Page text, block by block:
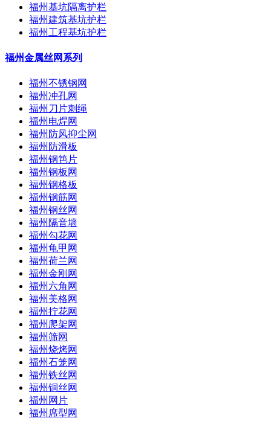
福州基坑隔离护栏
福州建筑基坑护栏
福州工程基坑护栏
福州金属丝网系列
福州不锈钢网
福州冲孔网
福州刀片刺绳
福州电焊网
福州防风抑尘网
福州防滑板
福州钢笆片
福州钢板网
福州钢格板
福州钢筋网
福州钢丝网
福州隔音墙
福州勾花网
福州龟甲网
福州荷兰网
福州金刚网
福州六角网
福州美格网
福州拧花网
福州爬架网
福州筛网
福州烧烤网
福州石笼网
福州铁丝网
福州铜丝网
福州网片
福州席型网